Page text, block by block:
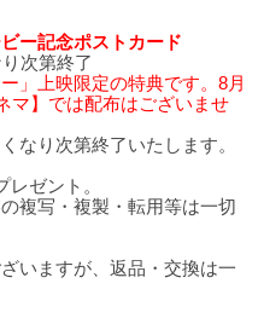
ー記念ポストカード
り次第終了
」上映限定の特典です。8月
マ】では配布はございませ
なり次第終了いたします。
ゼント。
複写・複製・転用等は一切
いますが、返品・交換は一